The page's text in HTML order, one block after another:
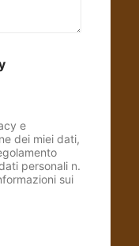
e
dei miei dati,
personali n.
sui